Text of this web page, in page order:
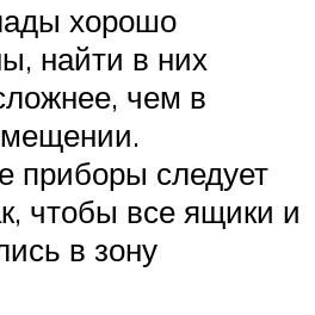
хорошо
найти в них
чем в
приборы следует
чтобы все ящики и
в зону